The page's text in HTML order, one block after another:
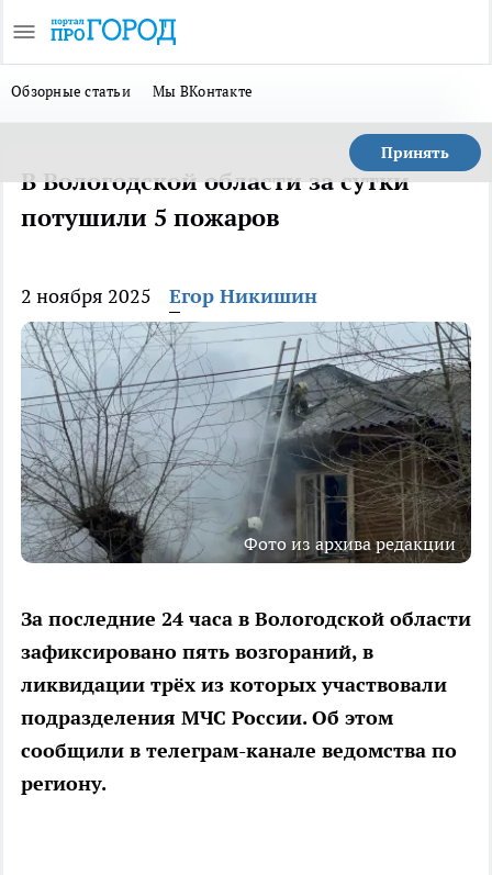
Обзорные статьи Мы ВКонтакте
Принять
В Вологодской области за сутки
потушили 5 пожаров
2 ноября 2025 Егор Никишин
Фото из архива редакции
За последние 24 часа в Вологодской области
зафиксировано пять возгораний, в
ликвидации трёх из которых участвовали
подразделения МЧС России. Об этом
сообщили в телеграм-канале ведомства по
региону.